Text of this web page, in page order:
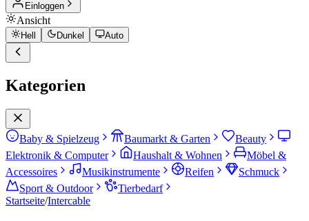
Einloggen
Ansicht
Hell Dunkel Auto
Kategorien
Baby & Spielzeug Baumarkt & Garten
Beauty
Elektronik & Computer
Haushalt & Wohnen
Möbel &
Accessoires
Musikinstrumente Reifen
Schmuck
Sport & Outdoor
Tierbedarf
Startseite/Intercable